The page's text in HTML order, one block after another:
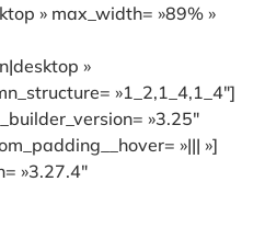
» max_width= »89% »
»
»1_2,1_4,1_4″]
»3.25″
»||| »]
»3.27.4″